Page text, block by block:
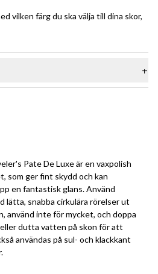
vilken färg du ska välja till dina skor,
Pate De Luxe är en vaxpolish
som ger fint skydd och kan
en fantastisk glans. Använd
lätta, snabba cirkulära rörelser ut
använd inte för mycket, och doppa
dutta vatten på skon för att
användas på sul- och klackkant